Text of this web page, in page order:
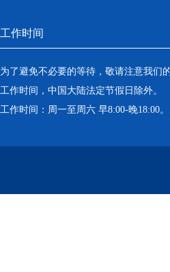
工作时间
为了避免不必要的等待，敬请注意我们
工作时间，中国大陆法定节假日除外。
工作时间：周一至周六 早8:00-晚18:00